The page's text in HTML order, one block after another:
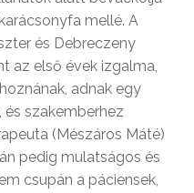
mellé. A
és Debreczeny
az első évek izgalma,
adnak egy
szakemberhez
(Mészáros Máté)
pedig mulatságos és
csupán a páciensek,